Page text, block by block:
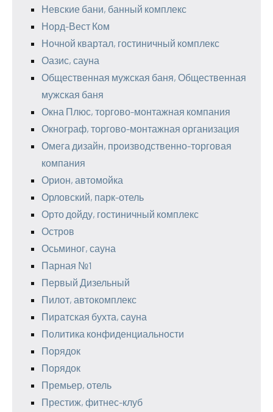
Невские бани, банный комплекс
Норд-Вест Ком
Ночной квартал, гостиничный комплекс
Оазис, сауна
Общественная мужская баня, Общественная
мужская баня
Окна Плюс, торгово-монтажная компания
Окнограф, торгово-монтажная организация
Омега дизайн, производственно-торговая
компания
Орион, автомойка
Орловский, парк-отель
Орто дойду, гостиничный комплекс
Остров
Осьминог, сауна
Парная №1
Первый Дизельный
Пилот, автокомплекс
Пиратская бухта, сауна
Политика конфиденциальности
Порядок
Порядок
Премьер, отель
Престиж, фитнес-клуб